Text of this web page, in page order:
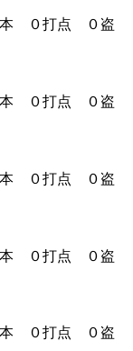
打点 ０盗
０打点 ０盗
打点 ０盗
打点 ０盗
打点 ０盗